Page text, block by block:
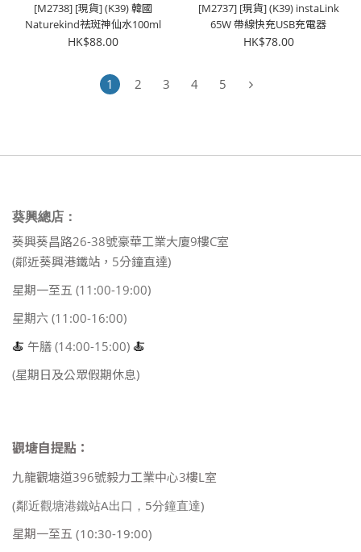
[M2738] [現貨] (K39) 韓國
Naturekind祛斑神仙水100ml
HK$88.00
[M2737] [現貨] (K39) instaLink
65W 帶線快充USB充電器
HK$78.00
1 2 3 4 5
葵興總店：
葵興葵昌路26-38號豪華工業大廈9樓C室
(鄰近葵興港鐵站，5分鐘直達)
星期一至五 (11:00-19:00)
星期六 (11:00-16:00)
🍝 午膳 (14:00-15:00) 🍝
(星期日及公眾假期休息)
觀塘自提點：
九龍觀塘道396號毅力工業中心3樓L室
(鄰近觀塘港鐵站A出口，5分鐘直達)
星期一至五 (10:30-19:00)